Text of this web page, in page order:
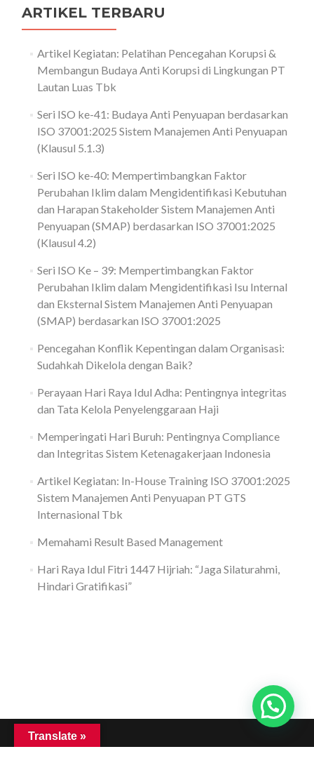
ARTIKEL TERBARU
Artikel Kegiatan: Pelatihan Pencegahan Korupsi &
Membangun Budaya Anti Korupsi di Lingkungan PT
Lautan Luas Tbk
Seri ISO ke-41: Budaya Anti Penyuapan berdasarkan
ISO 37001:2025 Sistem Manajemen Anti Penyuapan
(Klausul 5.1.3)
Seri ISO ke-40: Mempertimbangkan Faktor
Perubahan Iklim dalam Mengidentifikasi Kebutuhan
dan Harapan Stakeholder Sistem Manajemen Anti
Penyuapan (SMAP) berdasarkan ISO 37001:2025
(Klausul 4.2)
Seri ISO Ke – 39: Mempertimbangkan Faktor
Perubahan Iklim dalam Mengidentifikasi Isu Internal
dan Eksternal Sistem Manajemen Anti Penyuapan
(SMAP) berdasarkan ISO 37001:2025
Pencegahan Konflik Kepentingan dalam Organisasi:
Sudahkah Dikelola dengan Baik?
Perayaan Hari Raya Idul Adha: Pentingnya integritas
dan Tata Kelola Penyelenggaraan Haji
Memperingati Hari Buruh: Pentingnya Compliance
dan Integritas Sistem Ketenagakerjaan Indonesia
Artikel Kegiatan: In-House Training ISO 37001:2025
Sistem Manajemen Anti Penyuapan PT GTS
Internasional Tbk
Memahami Result Based Management
Hari Raya Idul Fitri 1447 Hijriah: “Jaga Silaturahmi,
Hindari Gratifikasi”
Translate »